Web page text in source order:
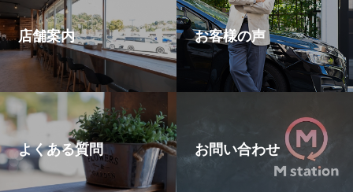
店舗案内 お客様の声
よくある質問 お問い合わせ